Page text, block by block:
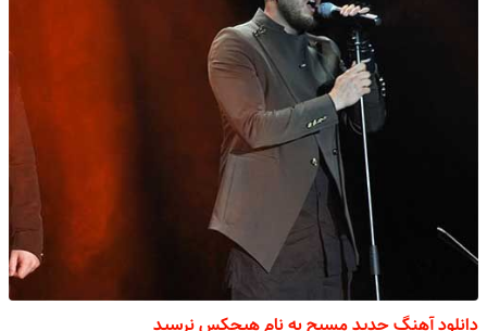
دانلود آهنگ جدید مسیح به نام هیچکس نرسید